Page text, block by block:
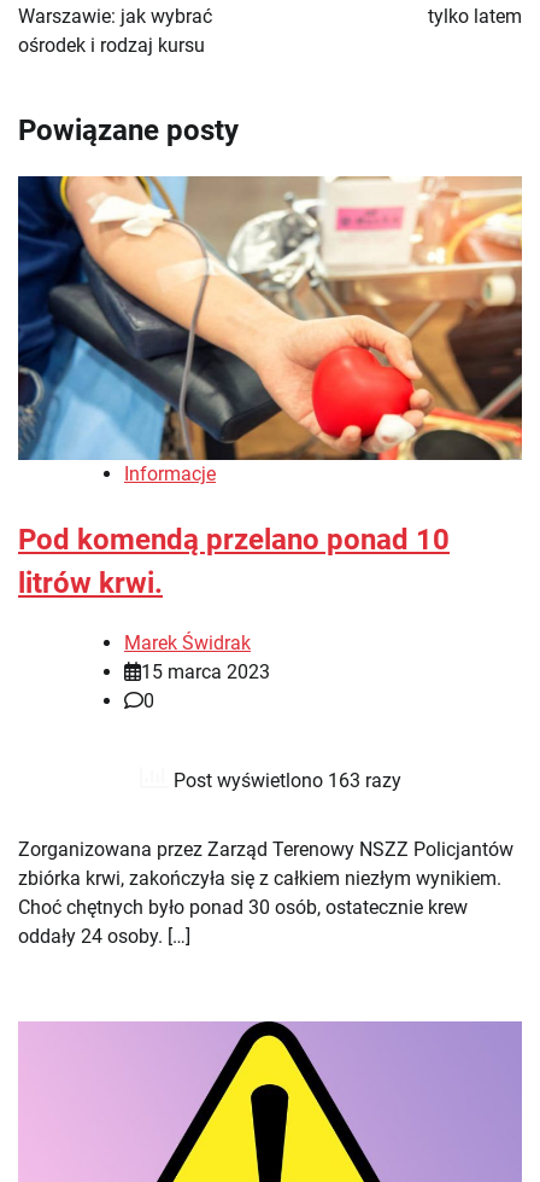
Warszawie: jak wybrać
ośrodek i rodzaj kursu
tylko latem
Powiązane posty
Informacje
Pod komendą przelano ponad 10
litrów krwi.
Marek Świdrak
15 marca 2023
0
Post wyświetlono 163 razy
Zorganizowana przez Zarząd Terenowy NSZZ Policjantów
zbiórka krwi, zakończyła się z całkiem niezłym wynikiem.
Choć chętnych było ponad 30 osób, ostatecznie krew
oddały 24 osoby. […]